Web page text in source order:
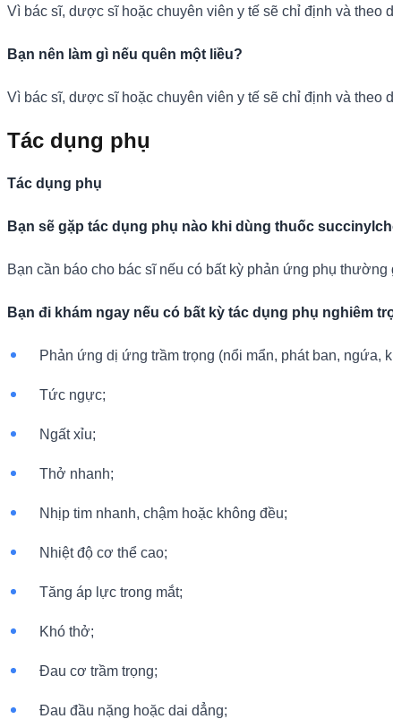
Vì bác sĩ, dược sĩ hoặc chuyên viên y tế sẽ chỉ định và
Bạn nên làm gì nếu quên một liều?
Vì bác sĩ, dược sĩ hoặc chuyên viên y tế sẽ chỉ định và
Tác dụng phụ
Tác dụng phụ
Bạn sẽ gặp tác dụng phụ nào khi dùng thuốc
Bạn cần báo cho bác sĩ nếu có bất kỳ phản ứng phụ
Bạn đi khám ngay nếu có bất kỳ tác dụng phụ nghiêm
Phản ứng dị ứng trầm trọng (nổi mẩn, phát ban,
Tức ngực;
Ngất xỉu;
Thở nhanh;
Nhịp tim nhanh, chậm hoặc không đều;
Nhiệt độ cơ thể cao;
Tăng áp lực trong mắt;
Khó thở;
Đau cơ trầm trọng;
Đau đầu nặng hoặc dai dẳng;